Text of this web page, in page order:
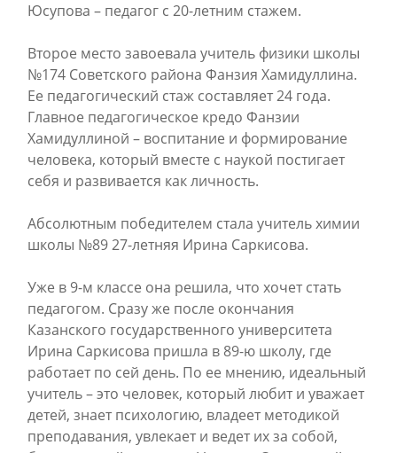
Юсупова – педагог с 20-летним стажем.
Второе место завоевала учитель физики школы
№174 Советского района Фанзия Хамидуллина.
Ее педагогический стаж составляет 24 года.
Главное педагогическое кредо Фанзии
Хамидуллиной – воспитание и формирование
человека, который вместе с наукой постигает
себя и развивается как личность.
Абсолютным победителем стала учитель химии
школы №89 27-летняя Ирина Саркисова.
Уже в 9-м классе она решила, что хочет стать
педагогом. Сразу же после окончания
Казанского государственного университета
Ирина Саркисова пришла в 89-ю школу, где
работает по сей день. По ее мнению, идеальный
учитель – это человек, который любит и уважает
детей, знает психологию, владеет методикой
преподавания, увлекает и ведет их за собой,